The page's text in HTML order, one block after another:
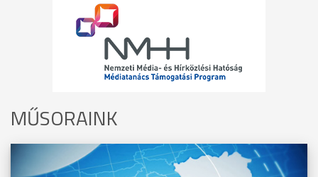
MŰSORAINK